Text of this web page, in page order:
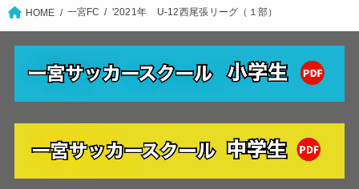
HOME 一宮FC '2021年 U-12西尾張リーグ（１部）